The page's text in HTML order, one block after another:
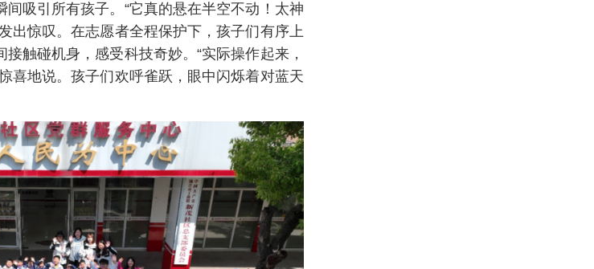
吸引所有孩子。“它真的悬在半空不动！太神
出惊叹。在志愿者全程保护下，孩子们有序上
触碰机身，感受科技奇妙。“实际操作起来，
喜地说。孩子们欢呼雀跃，眼中闪烁着对蓝天